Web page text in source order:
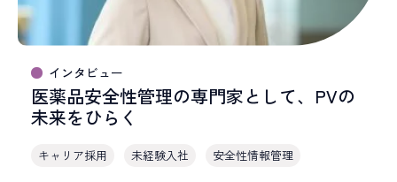
インタビュー
医薬品安全性管理の専門家として、PVの
未来をひらく
キャリア採用 未経験入社 安全性情報管理